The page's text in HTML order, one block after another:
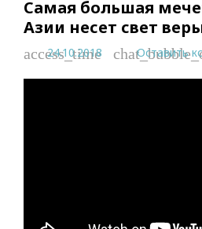
Самая большая
Азии несет свет
access_time
24.10.2018 Оставить